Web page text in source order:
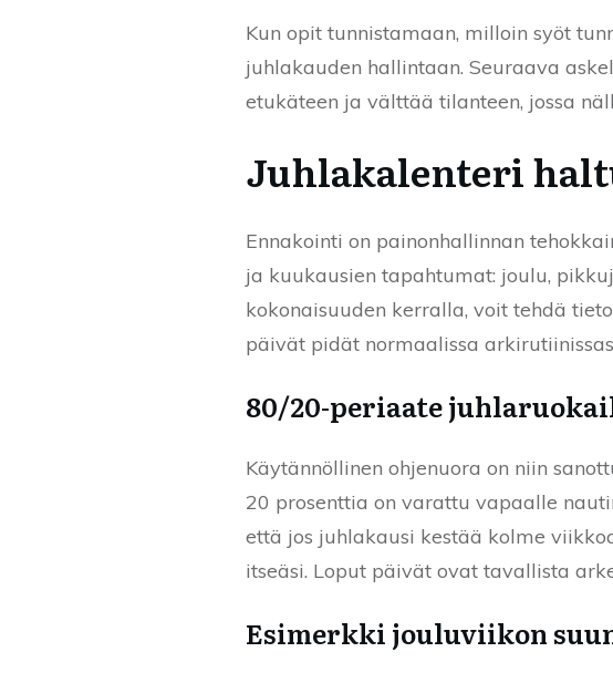
Kun opit tunnistamaan, milloin syöt
juhlakauden hallintaan. Seuraava
etukäteen ja välttää tilanteen, jossa
Juhlakalenteri
Ennakointi on painonhallinnan
ja kuukausien tapahtumat: joulu,
kokonaisuuden kerralla, voit tehdä
päivät pidät normaalissa
80/20-periaate
Käytännöllinen ohjenuora on niin
20 prosenttia on varattu vapaalle
että jos juhlakausi kestää kolme
itseäsi. Loput päivät ovat tavallista
Esimerkki jouluviikon